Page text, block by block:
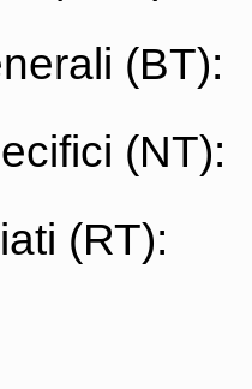
(BT):
(NT):
(RT):